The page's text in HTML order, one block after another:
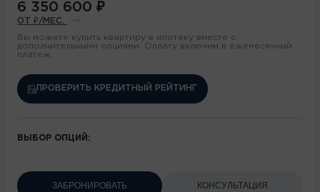
6 350 600 ₽
ОТ ₽/МЕС.
Вы можете купить квартиру в ипотеку вместе с
дополнительными опциями. Оплату включим в ежемесячный
платеж.
ПРОВЕРИТЬ КРЕДИТНЫЙ РЕЙТИНГ
ВЫБОР ОПЦИЙ:
ЗАБРОНИРОВАТЬ КОНСУЛЬТАЦИЯ